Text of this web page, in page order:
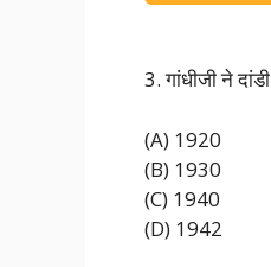
3. गांधीजी ने
(A) 1920
(B) 1930
(C) 1940
(D) 1942